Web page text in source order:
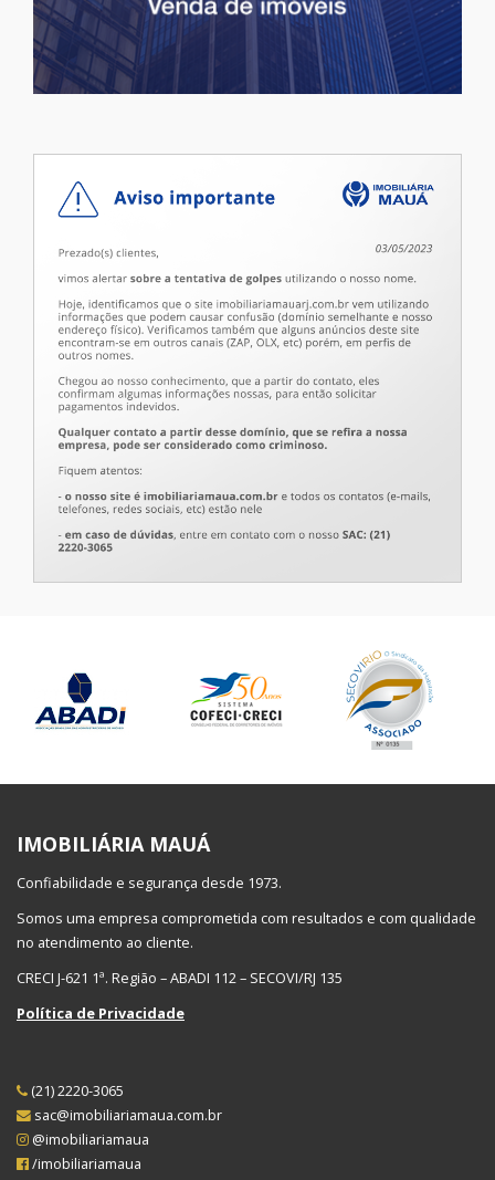
IMOBILIÁRIA MAUÁ
Confiabilidade e segurança desde 1973.
Somos uma empresa comprometida com resultados e com qualidade
no atendimento ao cliente.
CRECI J-621 1ª. Região – ABADI 112 – SECOVI/RJ 135
Política de Privacidade
(21) 2220-3065
sac@imobiliariamaua.com.br
@imobiliariamaua
/imobiliariamaua